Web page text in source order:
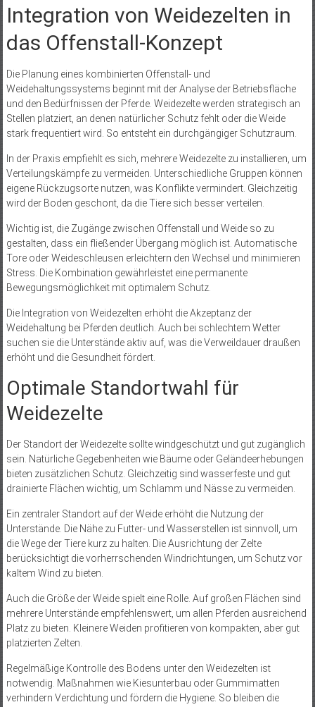
Integration von Weidezelten in
das Offenstall-Konzept
Die Planung eines kombinierten Offenstall- und
Weidehaltungssystems beginnt mit der Analyse der Betriebsfläche
und den Bedürfnissen der Pferde. Weidezelte werden strategisch an
Stellen platziert, an denen natürlicher Schutz fehlt oder die Weide
stark frequentiert wird. So entsteht ein durchgängiger Schutzraum.
In der Praxis empfiehlt es sich, mehrere Weidezelte zu installieren, um
Verteilungskämpfe zu vermeiden. Unterschiedliche Gruppen können
eigene Rückzugsorte nutzen, was Konflikte vermindert. Gleichzeitig
wird der Boden geschont, da die Tiere sich besser verteilen.
Wichtig ist, die Zugänge zwischen Offenstall und Weide so zu
gestalten, dass ein fließender Übergang möglich ist. Automatische
Tore oder Weideschleusen erleichtern den Wechsel und minimieren
Stress. Die Kombination gewährleistet eine permanente
Bewegungsmöglichkeit mit optimalem Schutz.
Die Integration von Weidezelten erhöht die Akzeptanz der
Weidehaltung bei Pferden deutlich. Auch bei schlechtem Wetter
suchen sie die Unterstände aktiv auf, was die Verweildauer draußen
erhöht und die Gesundheit fördert.
Optimale Standortwahl für
Weidezelte
Der Standort der Weidezelte sollte windgeschützt und gut zugänglich
sein. Natürliche Gegebenheiten wie Bäume oder Geländeerhebungen
bieten zusätzlichen Schutz. Gleichzeitig sind wasserfeste und gut
drainierte Flächen wichtig, um Schlamm und Nässe zu vermeiden.
Ein zentraler Standort auf der Weide erhöht die Nutzung der
Unterstände. Die Nähe zu Futter- und Wasserstellen ist sinnvoll, um
die Wege der Tiere kurz zu halten. Die Ausrichtung der Zelte
berücksichtigt die vorherrschenden Windrichtungen, um Schutz vor
kaltem Wind zu bieten.
Auch die Größe der Weide spielt eine Rolle. Auf großen Flächen sind
mehrere Unterstände empfehlenswert, um allen Pferden ausreichend
Platz zu bieten. Kleinere Weiden profitieren von kompakten, aber gut
platzierten Zelten.
Regelmäßige Kontrolle des Bodens unter den Weidezelten ist
notwendig. Maßnahmen wie Kiesunterbau oder Gummimatten
verhindern Verdichtung und fördern die Hygiene. So bleiben die